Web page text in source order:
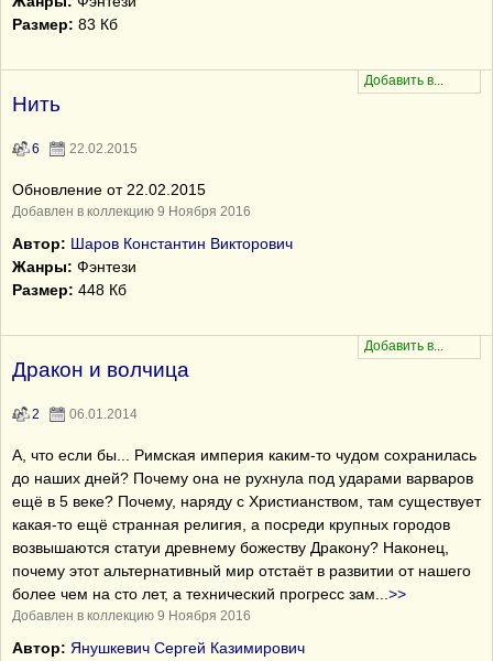
Размер: 83 Кб
Нить
6 22.02.2015
Обновление от 22.02.2015
Добавлен в коллекцию 9 Ноября 2016
Автор: Шаров Константин Викторович
Жанры: Фэнтези
Размер: 448 Кб
Дракон и волчица
2 06.01.2014
А, что если бы... Римская империя каким-то чудом сохранилась
до наших дней? Почему она не рухнула под ударами варваров
ещё в 5 веке? Почему, наряду с Христианством, там существует
какая-то ещё странная религия, а посреди крупных городов
возвышаются статуи древнему божеству Дракону? Наконец,
почему этот альтернативный мир отстаёт в развитии от нашего
более чем на сто лет, а технический прогресс зам
>>
Добавлен в коллекцию 9 Ноября 2016
Автор: Янушкевич Сергей Казимирович